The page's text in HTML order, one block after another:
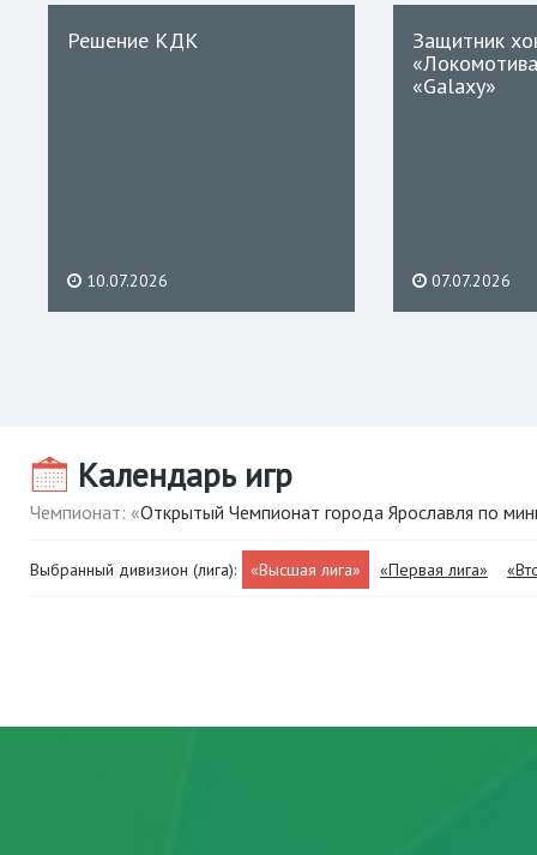
Решение КДК
10.07.2026
Защитник
«Galaxy»
07.07.2026
Календарь игр
Чемпионат: «Открытый Чемпионат города Ярославля по
Выбранный дивизион (лига): «Высшая лига» «Первая лига»